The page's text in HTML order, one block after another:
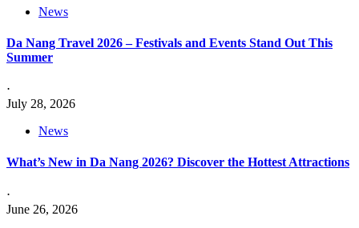
News
Da Nang Travel 2026 – Festivals and Events Stand Out This
Summer
⋅
July 28, 2026
News
What’s New in Da Nang 2026? Discover the Hottest Attractions
⋅
June 26, 2026